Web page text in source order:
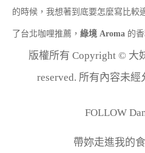
的時候，我想著到底要怎麼寫比較
了台北咖哩推薦， 綠境 Aroma 的
版權所有 Copyright ©
reserved. 所有內容未經
FOLLOW
帶妳走進我的